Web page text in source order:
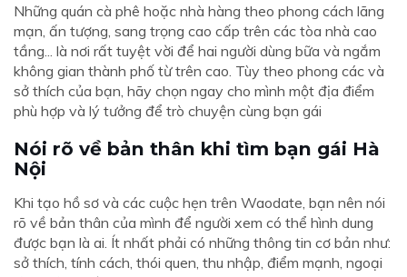
Những quán cà phê hoặc nhà hàng theo phong cách lãng
mạn, ấn tượng, sang trọng cao cấp trên các tòa nhà cao
tầng... là nơi rất tuyệt vời để hai người dùng bữa và ngắm
không gian thành phố từ trên cao. Tùy theo phong các và
sở thích của bạn, hãy chọn ngay cho mình một địa điểm
phù hợp và lý tưởng để trò chuyện cùng bạn gái
Nói rõ về bản thân khi tìm bạn gái Hà
Nội
Khi tạo hồ sơ và các cuộc hẹn trên Waodate, bạn nên nói
rõ về bản thân của mình để người xem có thể hình dung
được bạn là ai. Ít nhất phải có những thông tin cơ bản như:
sở thích, tính cách, thói quen, thu nhập, điểm mạnh, ngoại